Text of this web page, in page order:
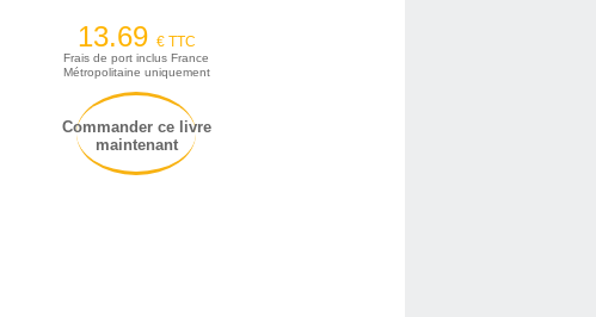
13.69 € TTC
Frais de port inclus France
Métropolitaine uniquement
Commander ce livre
maintenant